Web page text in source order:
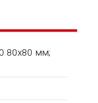
80х80 мм;